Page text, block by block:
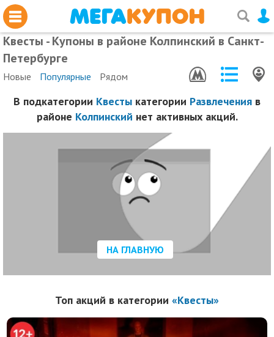
Квесты - Купоны в районе Колпинский в Санкт-
Петербурге
Новые Популярные Рядом
В подкатегории Квесты категории Развлечения в
районе Колпинский нет активных акций.
НА ГЛАВНУЮ
Топ акций в категории «Квесты»